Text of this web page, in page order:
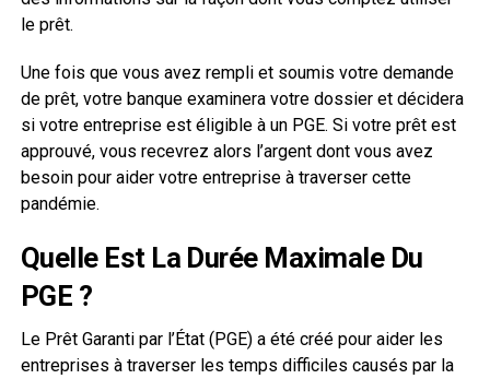
le prêt.
Une fois que vous avez rempli et soumis votre demande
de prêt, votre banque examinera votre dossier et décidera
si votre entreprise est éligible à un PGE. Si votre prêt est
approuvé, vous recevrez alors l’argent dont vous avez
besoin pour aider votre entreprise à traverser cette
pandémie.
Quelle Est La Durée Maximale Du
PGE ?
Le Prêt Garanti par l’État (PGE) a été créé pour aider les
entreprises à traverser les temps difficiles causés par la